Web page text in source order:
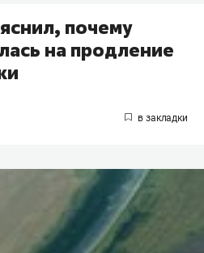
почему
на продление